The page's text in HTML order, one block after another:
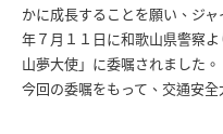
かに成長することを願い、ジ
年７月１１日に和歌山県警察
山夢大使」に委嘱されました。
今回の委嘱をもって、交通安